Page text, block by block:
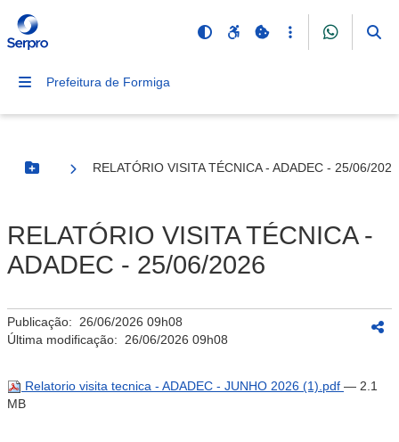
Prefeitura de Formiga
Botão Menu
RELATÓRIO VISITA TÉCNICA - ADADEC - 25/06/2026
RELATÓRIO VISITA TÉCNICA -
ADADEC - 25/06/2026
Publicação: 26/06/2026 09h08
Última modificação: 26/06/2026 09h08
Relatorio visita tecnica - ADADEC - JUNHO 2026 (1).pdf — 2.1
MB